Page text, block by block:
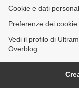
Cookie e dati
Preferenze dei cookie
Vedi il profilo di
Overblog